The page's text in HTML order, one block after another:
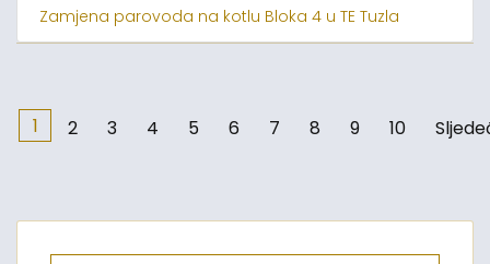
Zamjena parovoda na kotlu Bloka 4 u TE Tuzla
1 2 3 4 5 6 7 8 9 10